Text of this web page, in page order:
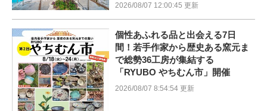
2026/08/07 12:00:45 更新
個性あふれる品と出会える7日
間！若手作家から歴史ある窯元ま
で総勢36工房が集結する
「RYUBO やちむん市」開催
2026/08/07 8:54:54 更新